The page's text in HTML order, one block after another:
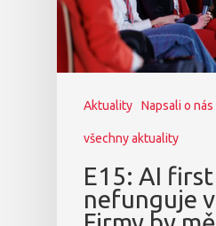
Aktuality Napsali o nás
všechny aktuality
E15: AI first
nefunguje